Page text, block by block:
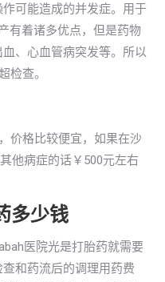
可能造成的并发症。用于
有着诸多优点，但是药物
、心血管病突发等。所以
检查。
价格比较便宜，如果在沙
他病症的话￥500元左右
多少钱
医院光是打胎药就需要
和药流后的调理用药费